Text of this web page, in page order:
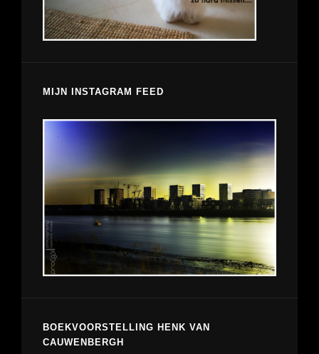
MIJN INSTAGRAM FEED
BOEKVOORSTELLING HENK VAN
CAUWENBERGH